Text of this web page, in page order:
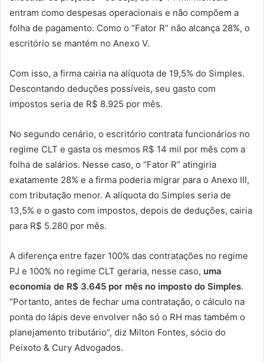
entram como despesas operacionais e não compõem a
folha de pagamento. Como o “Fator R” não alcança 28%, o
escritório se mantém no Anexo V.
Com isso, a firma cairia na alíquota de 19,5% do Simples.
Descontando deduções possíveis, seu gasto com
impostos seria de R$ 8.925 por mês.
No segundo cenário, o escritório contrata funcionários no
regime CLT e gasta os mesmos R$ 14 mil por mês com a
folha de salários. Nesse caso, o “Fator R” atingiria
exatamente 28% e a firma poderia migrar para o Anexo III,
com tributação menor. A alíquota do Simples seria de
13,5% e o gasto com impostos, depois de deduções, cairia
para R$ 5.280 por mês.
A diferença entre fazer 100% das contratações no regime
PJ e 100% no regime CLT geraria, nesse caso, uma
economia de R$ 3.645 por mês no imposto do Simples.
“Portanto, antes de fechar uma contratação, o cálculo na
ponta do lápis deve envolver não só o RH mas também o
planejamento tributário”, diz Milton Fontes, sócio do
Peixoto & Cury Advogados.